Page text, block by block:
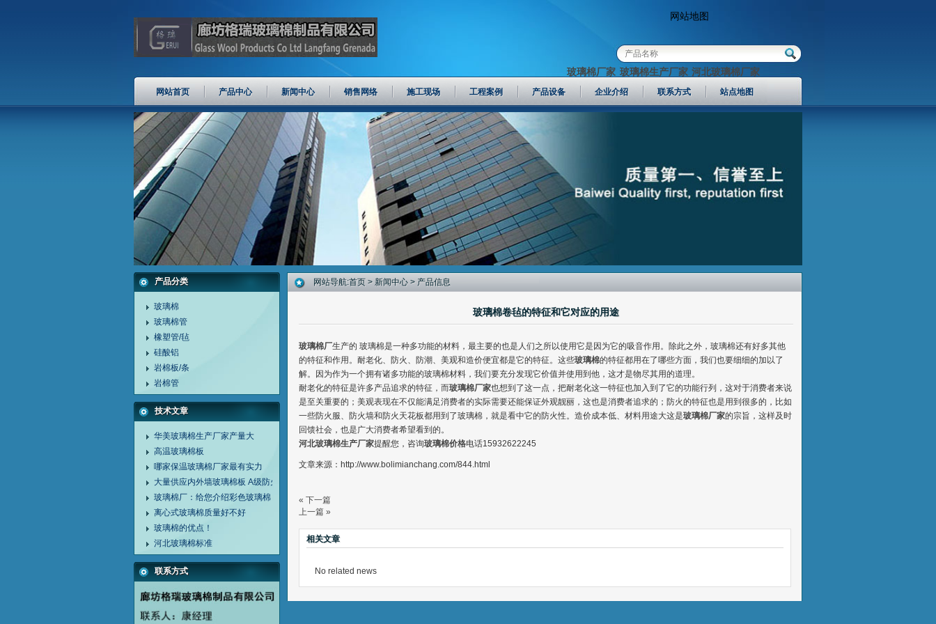
网站地图
玻璃棉厂家 玻璃棉生产厂家 河北玻璃棉厂家
网站首页 产品中心 新闻中心 销售网络 施工现场 工程案例 产品设备 企业介绍 联系方式 站点地图
产品分类
玻璃棉
玻璃棉管
橡塑管/毡
硅酸铝
岩棉板/条
岩棉管
技术文章
华美玻璃棉生产厂家产量大
高温玻璃棉板
哪家保温玻璃棉厂家最有实力
大量供应内外墙玻璃棉板 A级防火玻璃棉板 高密度玻璃棉板
玻璃棉厂：给您介绍彩色玻璃棉
离心式玻璃棉质量好不好
玻璃棉的优点！
河北玻璃棉标准
联系方式
网站导航:首页 > 新闻中心 > 产品信息
玻璃棉卷毡的特征和它对应的用途
玻璃棉厂生产的 玻璃棉是一种多功能的材料，最主要的也是人们之所以使用它是因为它的吸音作用。除此之外，玻璃棉还有好多其他
的特征和作用。耐老化、防火、防潮、美观和造价便宜都是它的特征。这些玻璃棉的特征都用在了哪些方面，我们也要细细的加以了
解。因为作为一个拥有诸多功能的玻璃棉材料，我们要充分发现它价值并使用到他，这才是物尽其用的道理。
耐老化的特征是许多产品追求的特征，而玻璃棉厂家也想到了这一点，把耐老化这一特征也加入到了它的功能行列，这对于消费者来说
是至关重要的；美观表现在不仅能满足消费者的实际需要还能保证外观靓丽，这也是消费者追求的；防火的特征也是用到很多的，比如
一些防火服、防火墙和防火天花板都用到了玻璃棉，就是看中它的防火性。造价成本低、材料用途大这是玻璃棉厂家的宗旨，这样及时
回馈社会，也是广大消费者希望看到的。
河北玻璃棉生产厂家提醒您，咨询玻璃棉价格电话15932622245
文章来源：http://www.bolimianchang.com/844.html
« 下一篇
上一篇 »
相关文章
No related news